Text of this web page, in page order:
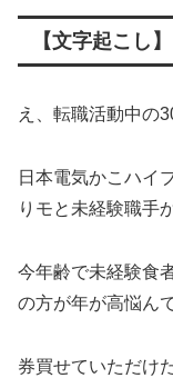
【文字起こし】
え、転職活動中の
日本電気かこハイ
りモと未経験職手
今年齢で未経験食
の方が年が高悩ん
券買せていただけ